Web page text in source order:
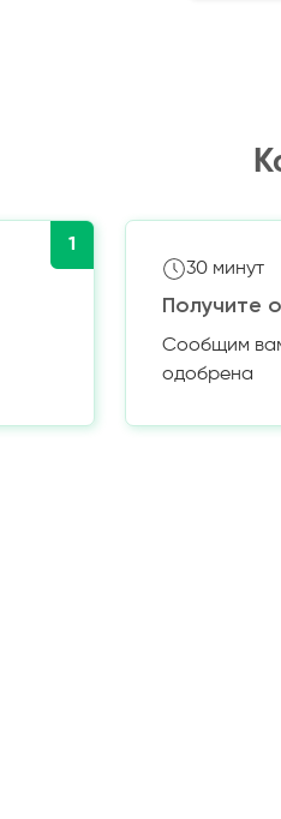
1
30 минут
Получите
Сообщим
одобрена